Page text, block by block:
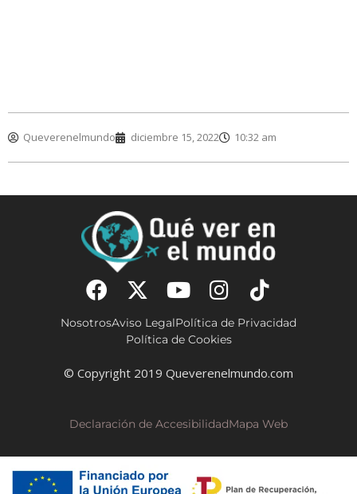
Queverenelmundo diciembre 15, 2022 10:32 am
NosotrosAviso LegalPolítica de Privacidad
Política de Cookies
© Copyright 2019 Queverenelmundo.com
Declaración de AccesibilidadMapa Web